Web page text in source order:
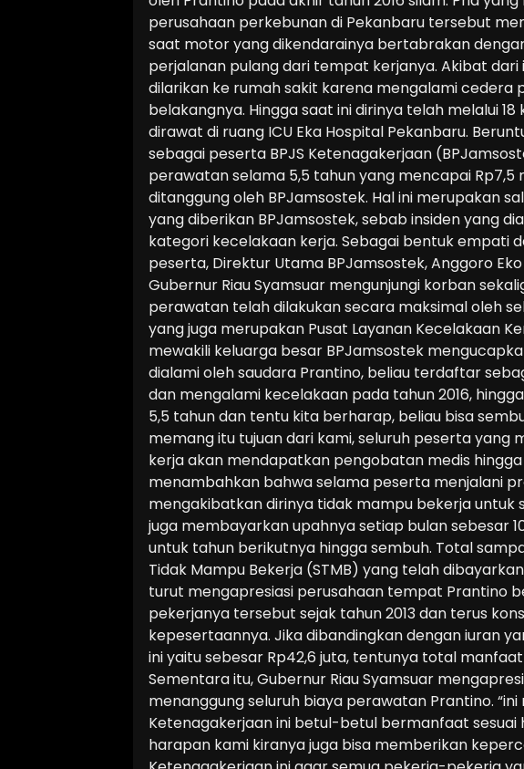
perusahaan perkebunan di Pekanbaru tersebut
saat motor yang dikendarainya bertabrakan
perjalanan pulang dari tempat kerjanya. Akibat
dilarikan ke rumah sakit karena mengalami cedera
belakangnya. Hingga saat ini dirinya telah melalui
dirawat di ruang ICU Eka Hospital Pekanbaru.
sebagai peserta BPJS Ketenagakerjaan
perawatan selama 5,5 tahun yang mencapai Rp7,5
ditanggung oleh BPJamsostek. Hal ini merupakan
yang diberikan BPJamsostek, sebab insiden yang
kategori kecelakaan kerja. Sebagai bentuk empati
peserta, Direktur Utama BPJamsostek, Anggoro
Gubernur Riau Syamsuar mengunjungi korban
perawatan telah dilakukan secara maksimal oleh
yang juga merupakan Pusat Layanan Kecelakaan
mewakili keluarga besar BPJamsostek
dialami oleh saudara Prantino, beliau terdaftar
dan mengalami kecelakaan pada tahun 2016,
5,5 tahun dan tentu kita berharap, beliau bisa
memang itu tujuan dari kami, seluruh peserta yang
kerja akan mendapatkan pengobatan medis
menambahkan bahwa selama peserta menjalani
mengakibatkan dirinya tidak mampu bekerja untuk
juga membayarkan upahnya setiap bulan sebesar
untuk tahun berikutnya hingga sembuh. Total
Tidak Mampu Bekerja (STMB) yang telah
turut mengapresiasi perusahaan tempat Prantino
pekerjanya tersebut sejak tahun 2013 dan terus
kepesertaannya. Jika dibandingkan dengan iuran
ini yaitu sebesar Rp42,6 juta, tentunya total
Sementara itu, Gubernur Riau Syamsuar
menanggung seluruh biaya perawatan Prantino.
Ketenagakerjaan ini betul-betul bermanfaat sesuai
harapan kami kiranya juga bisa memberikan